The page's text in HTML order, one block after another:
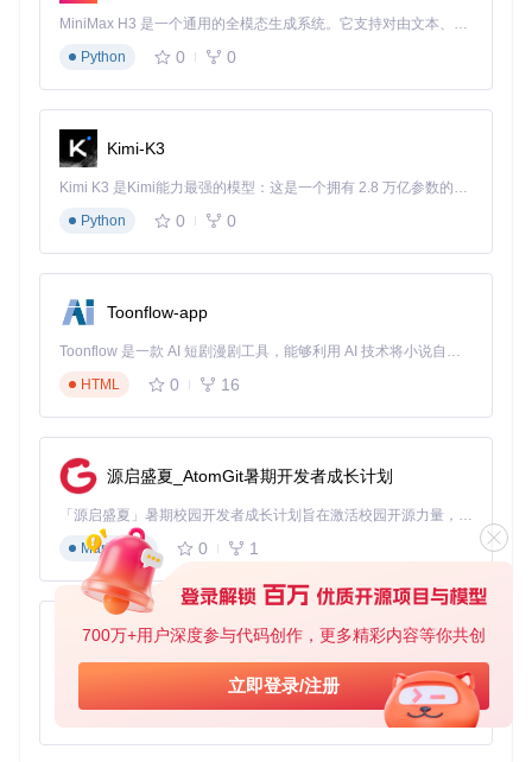
700万+用户深度参与代码创作，更多精彩内容等你共创
立即登录/注册
TTF
最通用格式，支持所
桌面应用、印
中等
F
元数据
WOF
压缩率
SVG
矢量图形格式，支持
移动端、SVG
中高
EOT IE浏览器专用格式 中等
通过格式间的无缝转换，fonteditor解决了不同平台对字体格式
的差异化需求，确保字体在各种环境下的一致性呈现。
通过内置的优化算法，可将字体文件大小减少30%-60%，特
别适合对加载速度敏感的移动应用和网页项目。
场景实践：fonteditor在不同行业的应用方案
移动应用开发中的字体适配解决方案
移动设备屏幕尺寸多样，对字体渲染要求更高。使用fonteditor
：为移动应用创建适配不同屏幕密度的字体文件步骤：
MiniMax H3 是一个通用的全模态生成系统。它支持对由文本、图像、视频和音频组成的多模态上下文进行统一理解，并能生成分辨率高达 2K、时长可达 15 秒的带原生立体声音频的视频。得益于面向任务泛化的系统设计，H3 在预训练阶段就已具备广泛的多模态上下文理解与生成能力，能够出色地执行复杂的多模态指令。
Python
0 0
Kimi-K3
Kimi K3 是Kimi能力最强的模型：这是一个拥有 2.8 万亿参数的混合专家（MoE）模型，具备原生视觉理解能力，并支持 100 万 token 的上下文窗口。
Python
0 0
Toonflow-app
Toonflow 是一款 AI 短剧漫剧工具，能够利用 AI 技术将小说自动转化为剧本，并结合 AI 生成的图片和视频，实现高效的短剧创作。借助 Toonflow，可以轻松完成从文字到影像的全流程，让短剧制作变得更加智能与便捷。
HTML
0 16
源启盛夏_AtomGit暑期开发者成长计划
「源启盛夏」暑期校园开发者成长计划旨在激活校园开源力量，通过积分激励、认证扶持、资源倾斜等形式，引导高校组织和开发者完成「入驻 — 建项目 — 做贡献 — 获认证 — 得资源」的完整闭环。无论你是想带领社团入驻平台的组织者，还是希望用代码贡献证明自己的开发者，都能在这里找到属于你的成长路径。
Markdown
0 1
AionUi
免费、本地、开源的 24/7 全天候 Cowork 应用，以及适用于 Gemini CLI、Claude Code、Codex、OpenCode、Qwen Code、Goose CLI、Auggie 等的 OpenClaw | 🌟 喜欢就点star吧
TypeScript
0 6